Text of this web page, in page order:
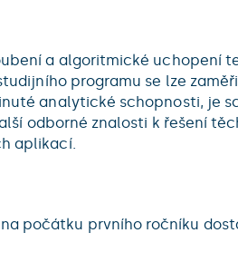
a algoritmické
programu se lze
analytické schopnosti, je
odborné znalosti k řešení
aplikací.
počátku prvního ročníku